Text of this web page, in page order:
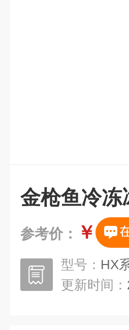
金枪鱼冷冻
参考价： ￥
型号： HX
更新时间：